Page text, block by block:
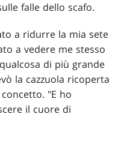
falle dello scafo.
a ridurre la mia sete
a vedere me stesso
di più grande
la cazzuola ricoperta
"E ho
il cuore di